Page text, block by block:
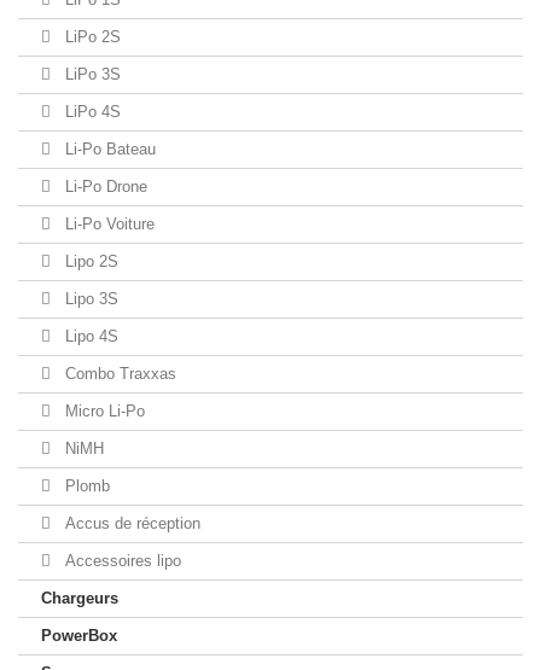
LiPo 2S
LiPo 3S
LiPo 4S
Li-Po Bateau
Li-Po Drone
Li-Po Voiture
Lipo 2S
Lipo 3S
Lipo 4S
Combo Traxxas
Micro Li-Po
NiMH
Plomb
Accus de réception
Accessoires lipo
Chargeurs
PowerBox